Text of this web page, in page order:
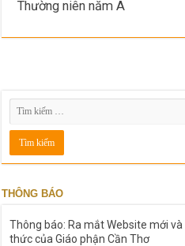
Thường niên năm A
THÔNG BÁO
Thông báo: Ra mắt Website mới
thức của Giáo phận Cần Thơ